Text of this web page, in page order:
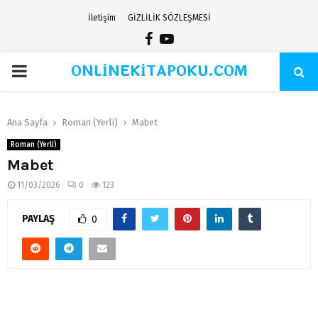
İletişim GİZLİLİK SÖZLEŞMESİ
Facebook
Youtube
PRIMARYONLİNEKİTAPOKU.COM
Ana Sayfa Roman (Yerli) Mabet
Roman (Yerli)
Mabet
11/03/2026 0 123
PAYLAŞ 0